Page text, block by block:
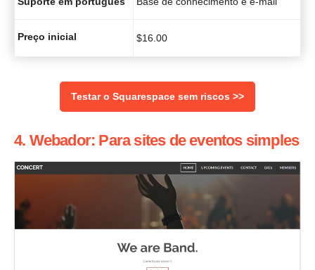
Preço inicial $16.00
Testar o Squarespace sem riscos >>
4. Webador: Para sites de eventos simples